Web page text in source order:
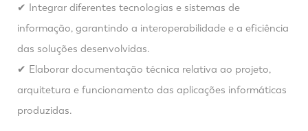
✔ Integrar diferentes tecnologias e sistemas de
informação, garantindo a interoperabilidade e a eficiência
das soluções desenvolvidas.
✔ Elaborar documentação técnica relativa ao projeto,
arquitetura e funcionamento das aplicações informáticas
produzidas.